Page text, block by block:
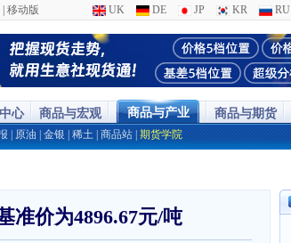
移动版 UK DE JP KR RU
心 商品与宏观 商品与产业 商品与期货
原油 金银 稀土 商品站 期货学院
准价为4896.67元/吨